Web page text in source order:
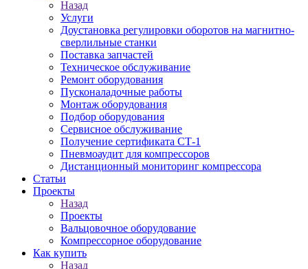
Назад
Услуги
Доустановка регулировки оборотов на магнитно-
сверлильные станки
Поставка запчастей
Техническое обслуживание
Ремонт оборудования
Пусконаладочные работы
Монтаж оборудования
Подбор оборудования
Сервисное обслуживание
Получение сертификата СТ-1
Пневмоаудит для компрессоров
Дистанционный мониторинг компрессора
Статьи
Проекты
Назад
Проекты
Вальцовочное оборудование
Компрессорное оборудование
Как купить
Назад